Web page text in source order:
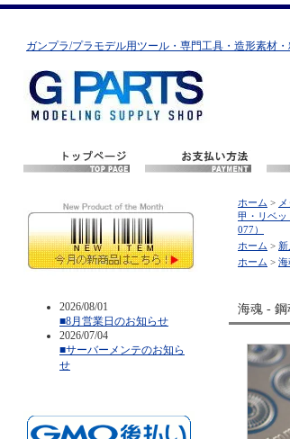
ガンプラ/プラモデル用ツール・専門工具・造形素材
2026/08/01
■8月営業日のお知らせ
2026/07/04
■サーバーメンテのお知ら
せ
ホーム >
甲・リベッ
077）
ホーム > 新
ホーム > 海
海魂 - 鋼